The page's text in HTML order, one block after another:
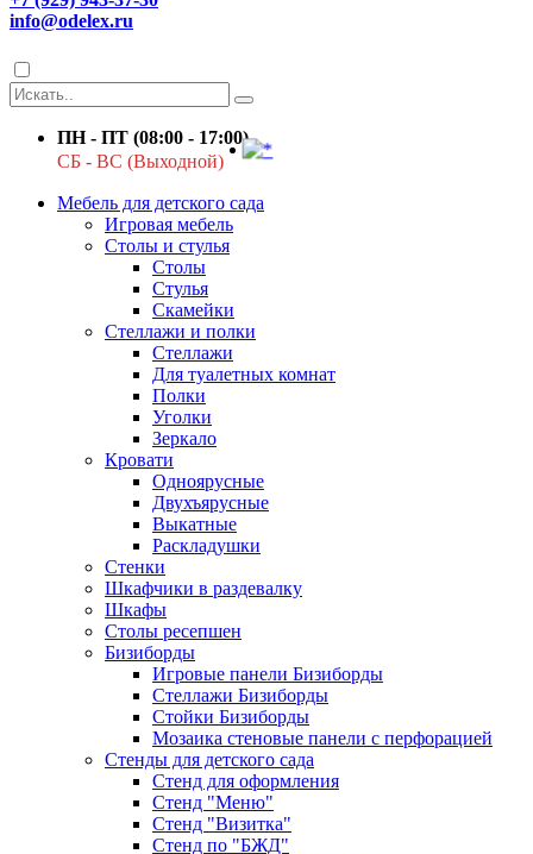
info@odelex.ru
ПН - ПТ (08:00 - 17:00)
СБ - ВС (Выходной)
Мебель для детского сада
Игровая мебель
Столы и стулья
Столы
Стулья
Скамейки
Стеллажи и полки
Стеллажи
Для туалетных комнат
Полки
Уголки
Зеркало
Кровати
Одноярусные
Двухъярусные
Выкатные
Раскладушки
Стенки
Шкафчики в раздевалку
Шкафы
Столы ресепшен
Бизиборды
Игровые панели Бизиборды
Стеллажи Бизиборды
Стойки Бизиборды
Мозаика стеновые панели с перфорацией
Стенды для детского сада
Стенд для оформления
Стенд "Меню"
Стенд "Визитка"
Стенд по "БЖД"